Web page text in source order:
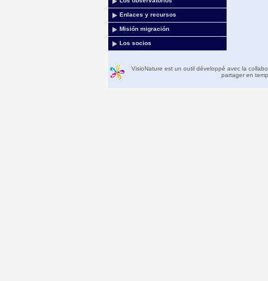
Enlaces y recursos
Misión migración
Los socios
VisioNature est un outil développé avec la
partager en